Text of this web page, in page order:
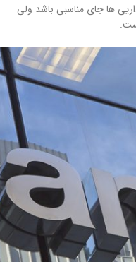
ها جای مناسبی باشد ولی